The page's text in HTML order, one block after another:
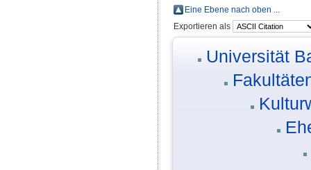
Eine Ebene nach oben ...
Exportieren als
Universität